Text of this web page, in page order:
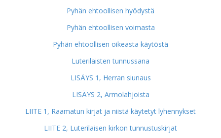
Pyhän ehtoollisen hyödystä
Pyhän ehtoollisen voimasta
Pyhän ehtoollisen oikeasta käytöstä
Luterilaisten tunnussana
LISÄYS 1, Herran siunaus
LISÄYS 2, Armolahjoista
LIITE 1, Raamatun kirjat ja niistä käytetyt lyhennykset
LIITE 2, Luterilaisen kirkon tunnustuskirjat